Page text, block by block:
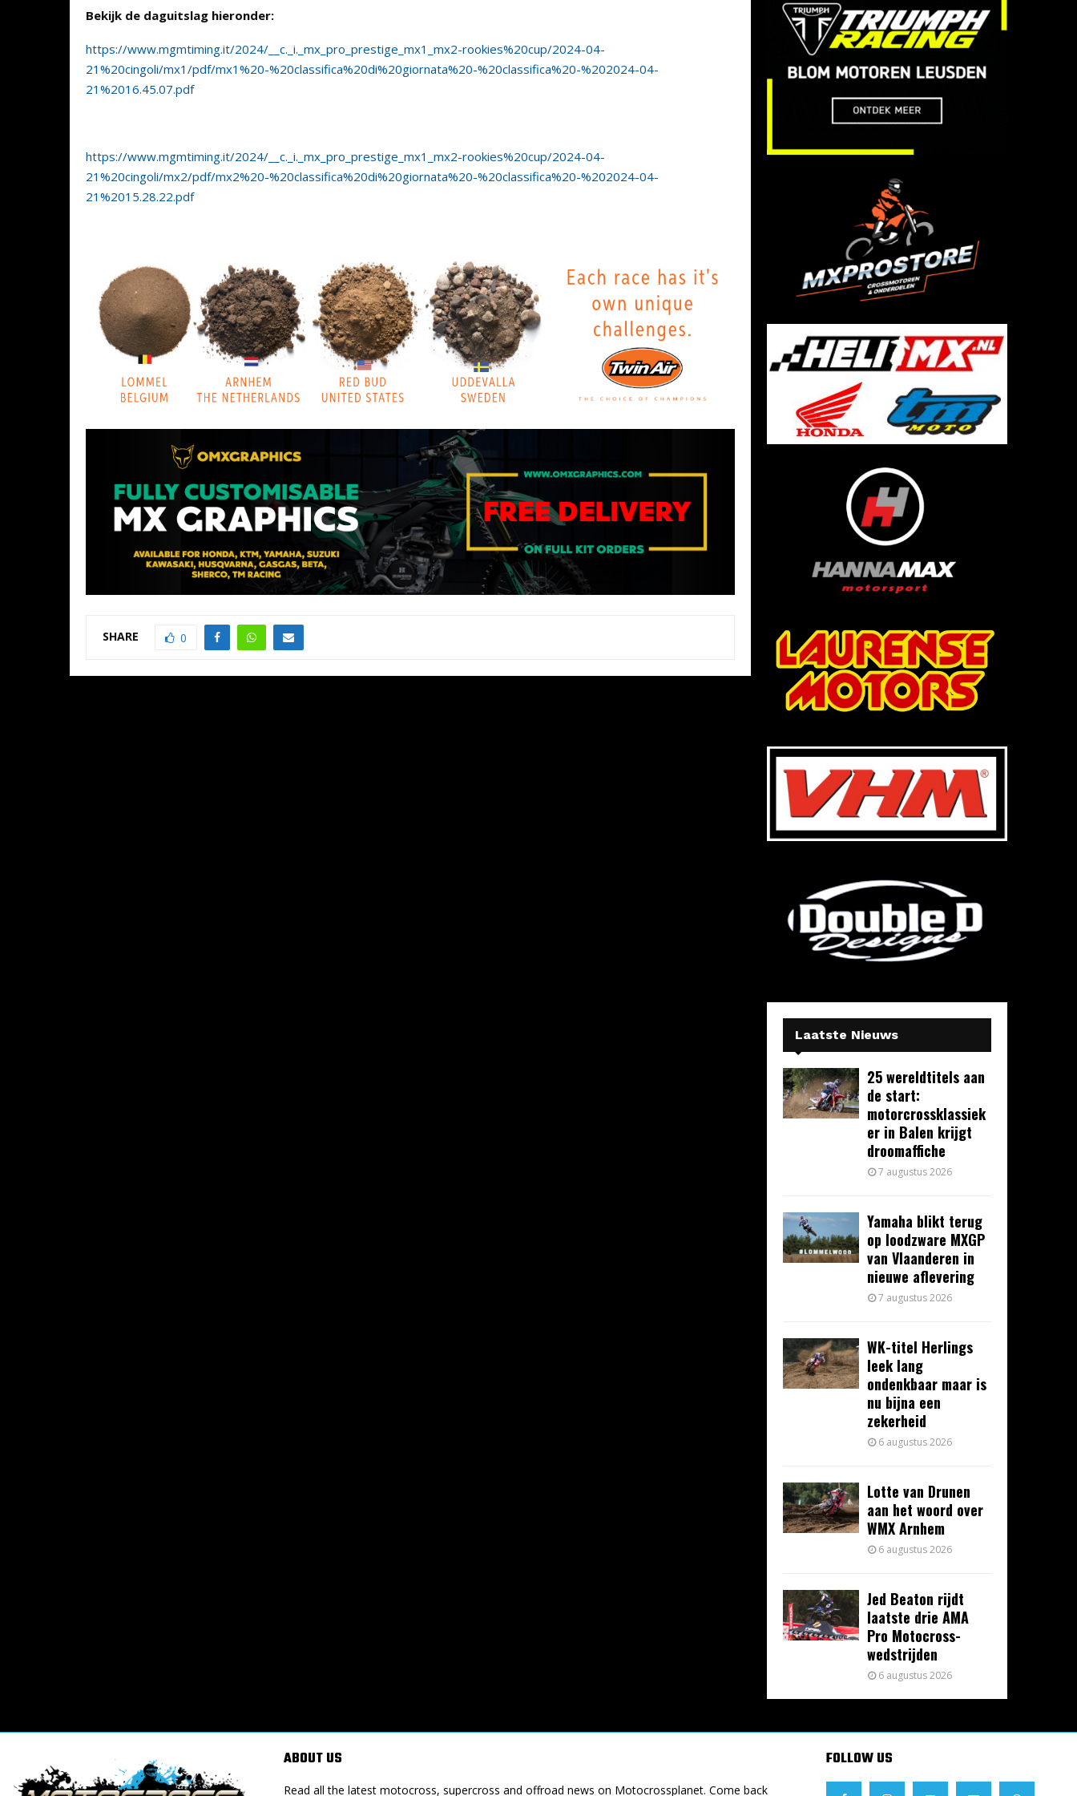
Bekijk de daguitslag hieronder:
https://www.mgmtiming.it/2024/__c._i._mx_pro_prestige_mx1_mx2-rookies%20cup/2024-04-
21%20cingoli/mx1/pdf/mx1%20-%20classifica%20di%20giornata%20-%20classifica%20-%202024-04-
21%2016.45.07.pdf
https://www.mgmtiming.it/2024/__c._i._mx_pro_prestige_mx1_mx2-rookies%20cup/2024-04-
21%20cingoli/mx2/pdf/mx2%20-%20classifica%20di%20giornata%20-%20classifica%20-%202024-04-
21%2015.28.22.pdf
SHARE 0
Laatste Nieuws
25 wereldtitels aan
de start:
motorcrossklassiek
er in Balen krijgt
droomaffiche
7 augustus 2026
Yamaha blikt terug
op loodzware MXGP
van Vlaanderen in
nieuwe aflevering
7 augustus 2026
WK-titel Herlings
leek lang
ondenkbaar maar is
nu bijna een
zekerheid
6 augustus 2026
Lotte van Drunen
aan het woord over
WMX Arnhem
6 augustus 2026
Jed Beaton rijdt
laatste drie AMA
Pro Motocross-
wedstrijden
6 augustus 2026
ABOUT US
Read all the latest motocross, supercross and offroad news on Motocrossplanet. Come back
FOLLOW US